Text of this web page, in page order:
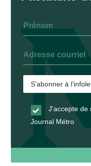
J’accepte
Journal Métro